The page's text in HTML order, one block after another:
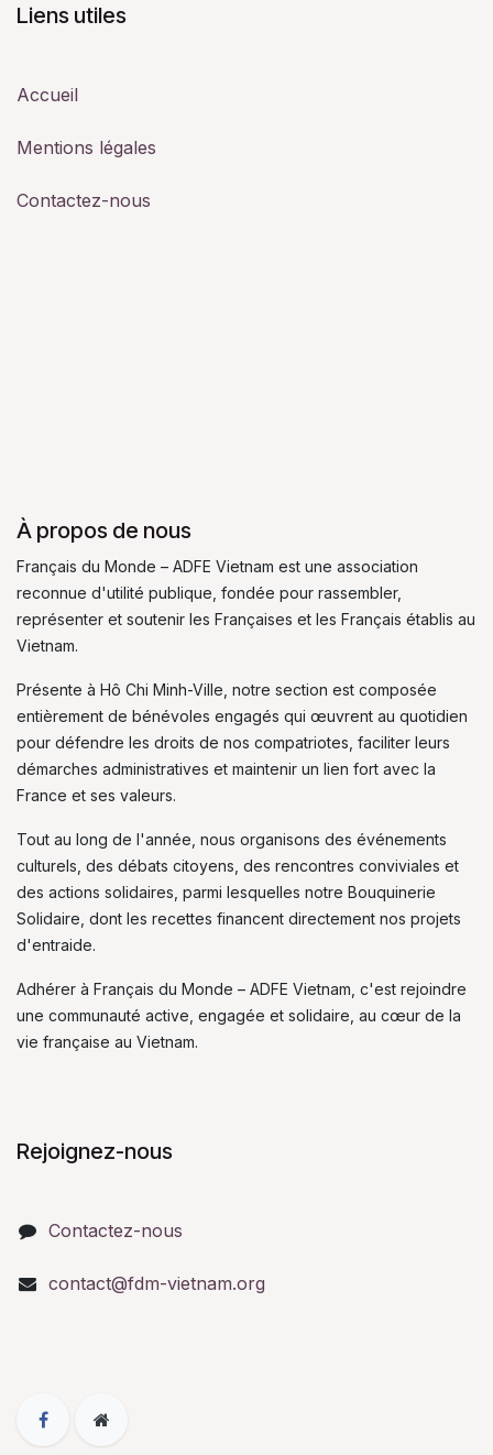
Liens utiles
Accueil
Mentions légales
Contactez-nous
À propos de nous
Français du Monde – ADFE Vietnam est une association
reconnue d'utilité publique, fondée pour rassembler,
représenter et soutenir les Françaises et les Français établis au
Vietnam.
Présente à Hô Chi Minh-Ville, notre section est composée
entièrement de bénévoles engagés qui œuvrent au quotidien
pour défendre les droits de nos compatriotes, faciliter leurs
démarches administratives et maintenir un lien fort avec la
France et ses valeurs.
Tout au long de l'année, nous organisons des événements
culturels, des débats citoyens, des rencontres conviviales et
des actions solidaires, parmi lesquelles notre Bouquinerie
Solidaire, dont les recettes financent directement nos projets
d'entraide.
Adhérer à Français du Monde – ADFE Vietnam, c'est rejoindre
une communauté active, engagée et solidaire, au cœur de la
vie française au Vietnam.
Rejoignez-nous
Contactez-nous
contact@fdm-vietnam.org